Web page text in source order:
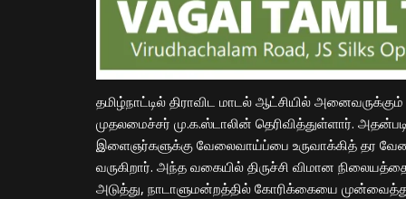
தமிழ்நாட்டில் திராவிட மாடல் ஆட்சியில்
முதலமைச்சர் மு.க.ஸ்டாலின் தெரிவித்துள்ளார்.
இளைஞர்களுக்கு வேலைவாய்ப்பை உருவாக்கித் தர
வருகிறார். அந்த வகையில் திருச்சி விமான
அடுத்து, நாடாளுமன்றத்தில் கோரிக்கையை